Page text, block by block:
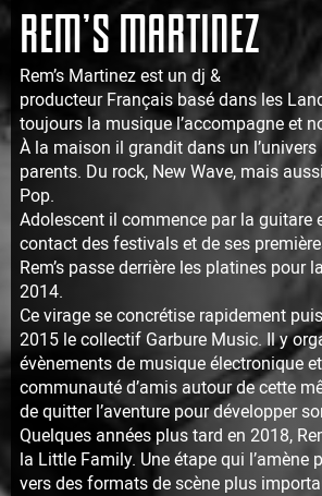
REM’S MARTINEZ
Rem’s Martinez est un dj &
producteur Français basé dans les
toujours la musique l’accompagne et
À la maison il grandit dans un
parents. Du rock, New Wave, mais
Pop.
Adolescent il commence par la guitare
contact des festivals et de ses
Rem’s passe derrière les platines pour
2014.
Ce virage se concrétise rapidement
2015 le collectif Garbure Music. Il y
évènements de musique électronique
communauté d’amis autour de cette
de quitter l’aventure pour développer
Quelques années plus tard en 2018,
la Little Family. Une étape qui l’amène
vers des formats de scène plus